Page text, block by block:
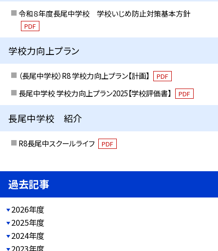
令和８年度長尾中学校 学校いじめ防止対策基本方針
PDF
学校力向上プラン
（長尾中学校）R8 学校力向上プラン【計画】 PDF
長尾中学校 学校力向上プラン2025【学校評価書】 PDF
長尾中学校 紹介
R8長尾中スクールライフ PDF
過去記事
2026年度
2025年度
2024年度